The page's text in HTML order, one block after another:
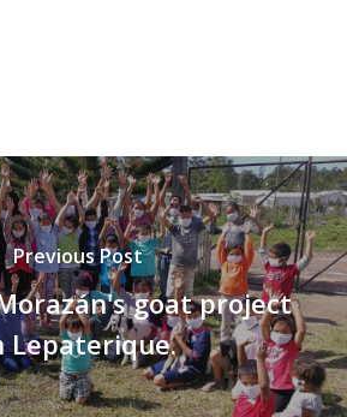
Previous Post
goat project
Lepaterique.